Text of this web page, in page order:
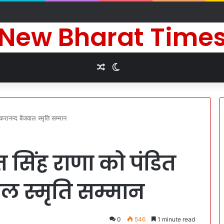
जीवन की कामना के लिए किए धार्मिक अनुष्ठान
Bharat
Random Article
बेंजवाल स्मृति सम्मान
राणा को पंडित
स्मृति सम्मान
0 546 1 minute read